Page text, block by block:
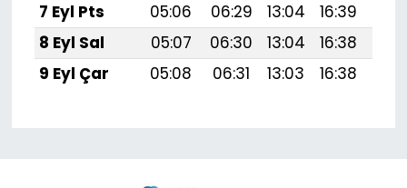
7 Eyl Pts
05:06 06:29 13:04 16:39
8 Eyl Sal
05:07 06:30 13:04 16:38
9 Eyl Çar
05:08 06:31 13:03 16:38